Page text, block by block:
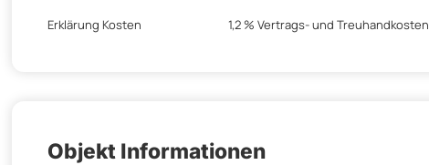
Erklärung Kosten 1,2 % Vertrags- und Treuhandkosten
Objekt Informationen